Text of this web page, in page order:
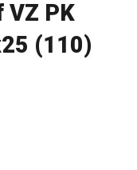
VZ PK
(110)